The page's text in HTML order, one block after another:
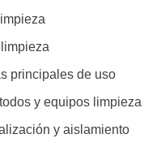
principales de uso
y equipos limpieza
y aislamiento